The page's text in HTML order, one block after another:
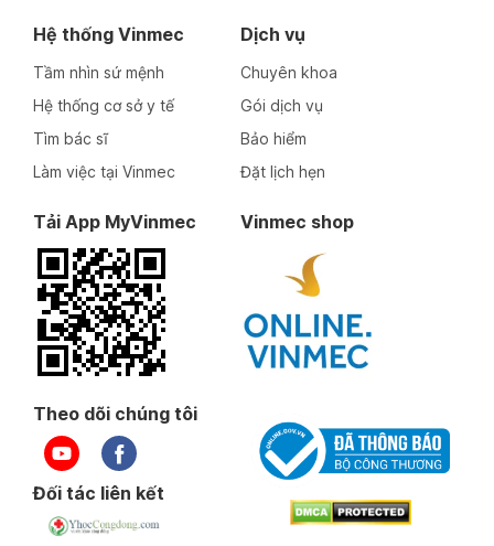
Hệ thống Vinmec
Tầm nhìn sứ mệnh
Hệ thống cơ sở y tế
Tìm bác sĩ
Làm việc tại Vinmec
Dịch vụ
Chuyên khoa
Gói dịch vụ
Bảo hiểm
Đặt lịch hẹn
Tải App MyVinmec Vinmec shop
Theo dõi chúng tôi
Đối tác liên kết